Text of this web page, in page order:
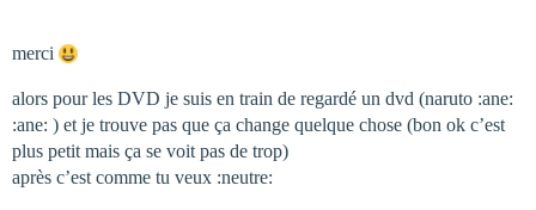
merci
alors pour les DVD je suis en train de regardé un dvd (naruto :ane:
:ane: ) et je trouve pas que ça change quelque chose (bon ok c’est
plus petit mais ça se voit pas de trop)
après c’est comme tu veux :neutre: